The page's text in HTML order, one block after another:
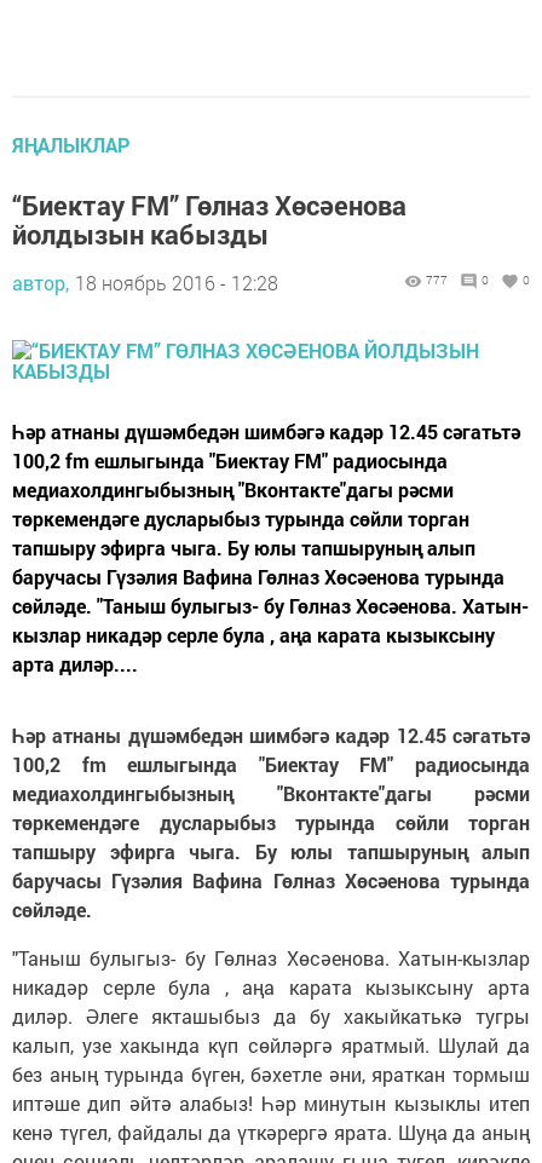
ЯҢАЛЫКЛАР
“Биектау FM” Гөлназ Хөсәенова
йолдызын кабызды
автор, 18 ноябрь 2016 - 12:28 777 0 0
Һәр атнаны дүшәмбедән шимбәгә кадәр 12.45 сәгатьтә
100,2 fm ешлыгында "Биектау FM" радиосында
медиахолдингыбызның "Вконтакте"дагы рәсми
төркемендәге дусларыбыз турында сөйли торган
тапшыру эфирга чыга. Бу юлы тапшыруның алып
баручасы Гүзәлия Вафина Гөлназ Хөсәенова турында
сөйләде. "Таныш булыгыз- бу Гөлназ Хөсәенова. Хатын-
кызлар никадәр серле була , аңа карата кызыксыну
арта диләр....
Һәр атнаны дүшәмбедән шимбәгә кадәр 12.45 сәгатьтә
100,2 fm ешлыгында "Биектау FM" радиосында
медиахолдингыбызның "Вконтакте"дагы рәсми
төркемендәге дусларыбыз турында сөйли торган
тапшыру эфирга чыга. Бу юлы тапшыруның алып
баручасы Гүзәлия Вафина Гөлназ Хөсәенова турында
сөйләде.
"Таныш булыгыз- бу Гөлназ Хөсәенова. Хатын-кызлар
никадәр серле була , аңа карата кызыксыну арта
диләр. Әлеге якташыбыз да бу хакыйкатькә тугры
калып, узе хакында күп сөйләргә яратмый. Шулай да
без аның турында бүген, бәхетле әни, яраткан тормыш
иптәше дип әйтә алабыз! Һәр минутын кызыклы итеп
кенә түгел, файдалы да үткәрергә ярата. Шуңа да аның